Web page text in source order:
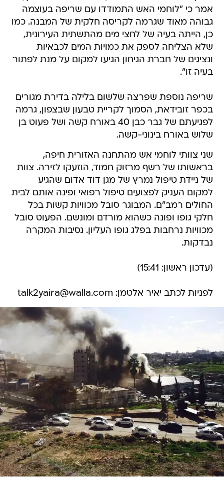
אמר כי "לוחמי האש התמודדו עם שריפה בעוצמה
גבוהה מאוד שגרמה לקריסה חלקית של המבנה. כמו
כן, הייתה בעיה של לחצי מים מהתשתית העירונית,
שלא הצליחה לספק את כמויות המים לכבאיות
ונציגים של חברת הגיחון הגיעו למקום על מנת לפתור
בעיה זו".
שריפה נוספת שפרצה שלשום בלילה בדירת מגורים
בכפר זובידאת, הסמוך לקריית טבעון שבצפון, גרמה
לפגיעתם של גבר כבן 40 באורח קשה ושל פעוט בן
שלוש באורח בינוני-קשה.
שני צוותי לוחמי אש מהתחנה האזורית חיפה,
בראשותו של רשף מרזוק חמוד, הוזעקו לזירה. צוות
של ניידת טיפול נמרץ של מגן דוד אדום שהגיע
למקום העניק לפצועים טיפול רפואי ופינה אותם לבית
החולים רמב"ם. המבוגר סובל מכוויות קשות בכל
חלקי גופו ופונה כשהוא מורדם ומונשם. הפעוט סובל
מכוויות נרחבות בפלג גופו העליון. נסיבות המקרה
נבדקות.
(עדכון ראשון: 15:41)
לפניות לכתב יאיר אלטמן: talk2yaira@walla.com